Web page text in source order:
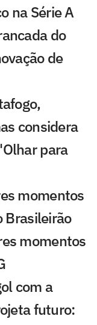
na Série A
do
de
considera
para
momentos
Brasileirão
momentos
com a
futuro: